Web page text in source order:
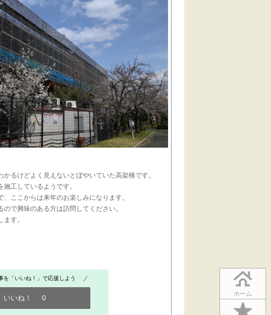
ホーム
るけどよく見えないとぼやいていた高架橋です。
工しているようです。
ここからは来年のお楽しみになります。
で興味のある方は訪問してください。
す。
を「いいね！」で応援しよう
いいね！ 0